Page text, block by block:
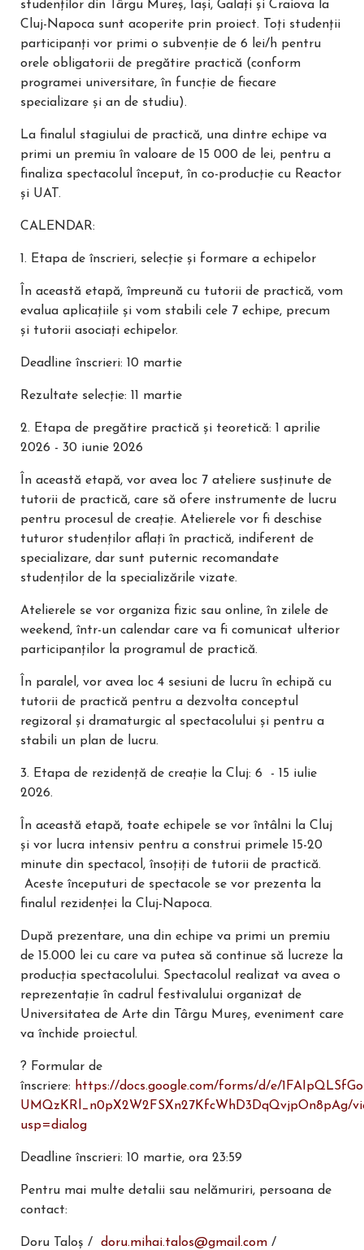
studenților din Târgu Mureș, Iași, Galați și Craiova la
Cluj-Napoca sunt acoperite prin proiect. Toți studenții
participanți vor primi o subvenție de 6 lei/h pentru
orele obligatorii de pregătire practică (conform
programei universitare, în funcție de fiecare
specializare și an de studiu).
La finalul stagiului de practică, una dintre echipe va
primi un premiu în valoare de 15 000 de lei, pentru a
finaliza spectacolul început, în co-producție cu Reactor
și UAT.
CALENDAR:
1. Etapa de înscrieri, selecție și formare a echipelor
În această etapă, împreună cu tutorii de practică, vom
evalua aplicațiile și vom stabili cele 7 echipe, precum
și tutorii asociați echipelor.
Deadline înscrieri: 10 martie
Rezultate selecție: 11 martie
2. Etapa de pregătire practică și teoretică: 1 aprilie
2026 - 30 iunie 2026
În această etapă, vor avea loc 7 ateliere susținute de
tutorii de practică, care să ofere instrumente de lucru
pentru procesul de creație. Atelierele vor fi deschise
tuturor studenților aflați în practică, indiferent de
specializare, dar sunt puternic recomandate
studenților de la specializările vizate.
Atelierele se vor organiza fizic sau online, în zilele de
weekend, într-un calendar care va fi comunicat ulterior
participanților la programul de practică.
În paralel, vor avea loc 4 sesiuni de lucru în echipă cu
tutorii de practică pentru a dezvolta conceptul
regizoral și dramaturgic al spectacolului și pentru a
stabili un plan de lucru.
3. Etapa de rezidență de creație la Cluj: 6 - 15 iulie
2026.
În această etapă, toate echipele se vor întâlni la Cluj
și vor lucra intensiv pentru a construi primele 15-20
minute din spectacol, însoțiți de tutorii de practică.
Aceste începuturi de spectacole se vor prezenta la
finalul rezidenței la Cluj-Napoca.
După prezentare, una din echipe va primi un premiu
de 15.000 lei cu care va putea să continue să lucreze la
producția spectacolului. Spectacolul realizat va avea o
reprezentație în cadrul festivalului organizat de
Universitatea de Arte din Târgu Mureș, eveniment care
va închide proiectul.
? Formular de
înscriere: https://docs.google.com/forms/d/e/
UMQzKRl_n0pX2W2FSXn27KfcWhD3DqQvjpOn8pAg/
usp=dialog
Deadline înscrieri: 10 martie, ora 23:59
Pentru mai multe detalii sau nelămuriri, persoana de
contact:
Doru Taloș / doru.mihai.talos@gmail.com /